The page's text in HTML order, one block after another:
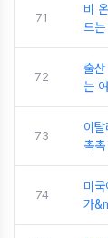
71
비
드
72
출
는
73
이
촉
74
미
가